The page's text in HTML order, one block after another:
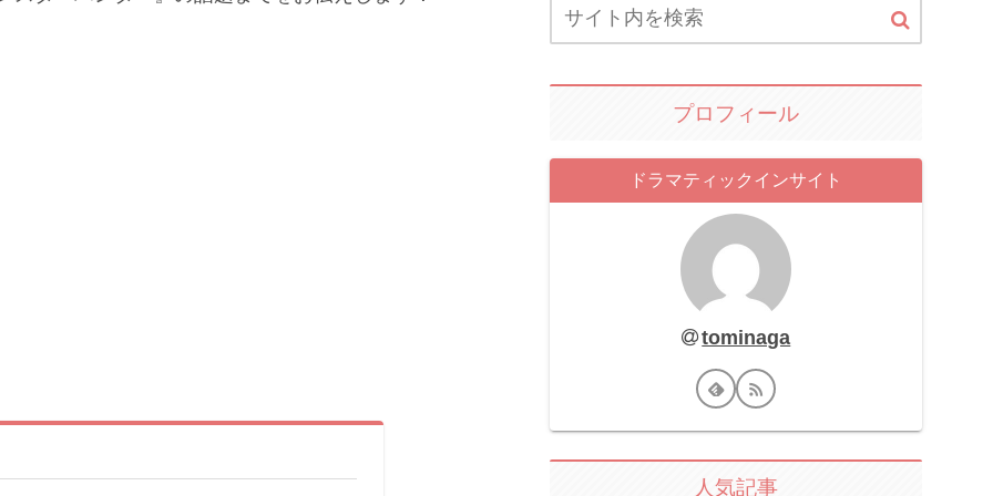
プロフィール
ドラマティックインサイト
tominaga
人気記事